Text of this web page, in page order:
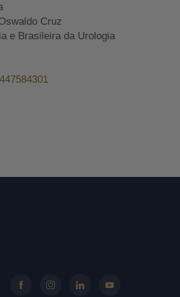
Cruz
e Brasileira da Urologia